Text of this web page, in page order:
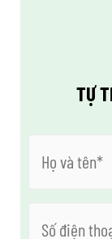
TỰ